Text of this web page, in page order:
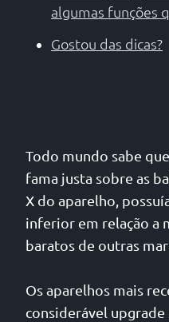
algumas funções
Gostou das dicas?
Todo mundo sabe
fama justa sobre as
X do aparelho,
inferior em relação a
baratos de outras
Os aparelhos mais
considerável upgrade